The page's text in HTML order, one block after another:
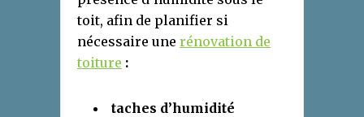
toit, afin de planifier si
nécessaire une rénovation de
toiture :
taches d’humidité